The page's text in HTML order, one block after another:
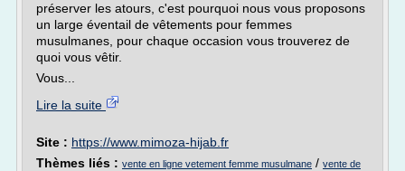
préserver les atours, c'est pourquoi nous vous proposons
un large éventail de vêtements pour femmes
musulmanes, pour chaque occasion vous trouverez de
quoi vous vêtir.
Vous...
Lire la suite
Site : https://www.mimoza-hijab.fr
Thèmes liés : vente en ligne vetement femme musulmane / vente de